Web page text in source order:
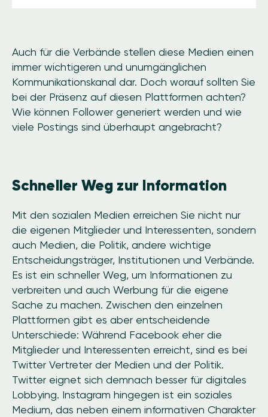
Auch für die Verbände stellen diese Medien einen
immer wichtigeren und unumgänglichen
Kommunikationskanal dar. Doch worauf sollten Sie
bei der Präsenz auf diesen Plattformen achten?
Wie können Follower generiert werden und wie
viele Postings sind überhaupt angebracht?
Schneller Weg zur Information
Mit den sozialen Medien erreichen Sie nicht nur
die eigenen Mitglieder und Interessenten, sondern
auch Medien, die Politik, andere wichtige
Entscheidungsträger, Institutionen und Verbände.
Es ist ein schneller Weg, um Informationen zu
verbreiten und auch Werbung für die eigene
Sache zu machen. Zwischen den einzelnen
Plattformen gibt es aber entscheidende
Unterschiede: Während Facebook eher die
Mitglieder und Interessenten erreicht, sind es bei
Twitter Vertreter der Medien und der Politik.
Twitter eignet sich demnach besser für digitales
Lobbying. Instagram hingegen ist ein soziales
Medium, das neben einem informativen Charakter